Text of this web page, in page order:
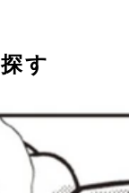
す